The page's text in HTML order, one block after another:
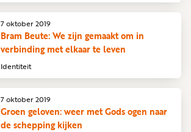
Identiteit
Bram Beute: We zijn gemaakt om in
verbinding met elkaar te leven
7 oktober 2019
Groen geloven: weer met Gods ogen naar
de schepping kijken
7 oktober 2019